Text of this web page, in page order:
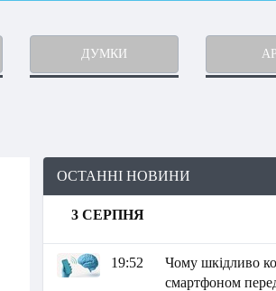
ДУМКИ
ОСТАННІ НОВИНИ
3 СЕРПНЯ
19:52
Чому шкідливо
смартфоном